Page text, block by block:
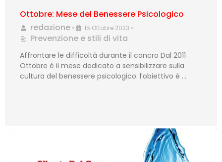
Ottobre: Mese del Benessere Psicologico
redazione • 15 Ottobre 2023 •
Prevenzione e stili di vita
Affrontare le difficoltà durante il cancro Dal 2011
Ottobre è il mese dedicato a sensibilizzare sulla
cultura del benessere psicologico: l’obiettivo è …